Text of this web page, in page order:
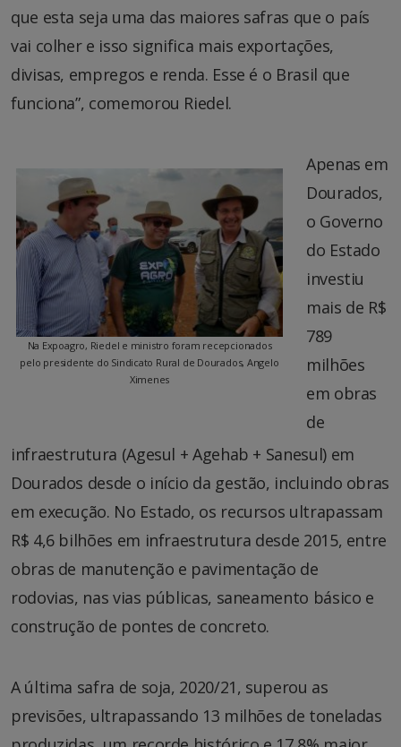
que esta seja uma das maiores safras que o país
vai colher e isso significa mais exportações,
divisas, empregos e renda. Esse é o Brasil que
funciona”, comemorou Riedel.
Na Expoagro, Riedel e ministro foram recepcionados
pelo presidente do Sindicato Rural de Dourados, Angelo
Ximenes
Apenas em
Dourados,
o Governo
do Estado
investiu
mais de R$
789
milhões
em obras
de
infraestrutura (Agesul + Agehab + Sanesul) em
Dourados desde o início da gestão, incluindo obras
em execução. No Estado, os recursos ultrapassam
R$ 4,6 bilhões em infraestrutura desde 2015, entre
obras de manutenção e pavimentação de
rodovias, nas vias públicas, saneamento básico e
construção de pontes de concreto.
A última safra de soja, 2020/21, superou as
previsões, ultrapassando 13 milhões de toneladas